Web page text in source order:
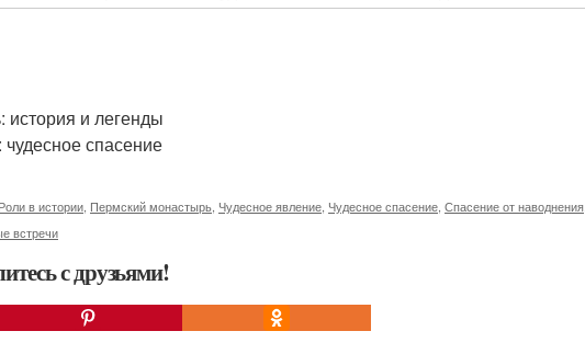
и легенды
спасение
Роли в истории Пермский монастырь Чудесное явление Чудесное спасение Спасение от наводнения
встречи
с друзьями!